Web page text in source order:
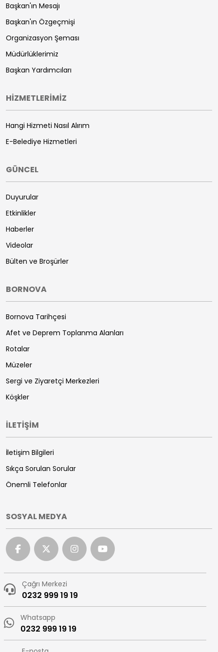
Başkan'ın Mesajı
Başkan'ın Özgeçmişi
Organizasyon Şeması
Müdürlüklerimiz
Başkan Yardımcıları
HİZMETLERİMİZ
Hangi Hizmeti Nasıl Alırım
E-Belediye Hizmetleri
GÜNCEL
Duyurular
Etkinlikler
Haberler
Videolar
Bülten ve Broşürler
BORNOVA
Bornova Tarihçesi
Afet ve Deprem Toplanma Alanları
Rotalar
Müzeler
Sergi ve Ziyaretçi Merkezleri
Köşkler
İLETİŞİM
İletişim Bilgileri
Sıkça Sorulan Sorular
Önemli Telefonlar
SOSYAL MEDYA
Çağrı Merkezi
0232 999 19 19
Whatsapp
0232 999 19 19